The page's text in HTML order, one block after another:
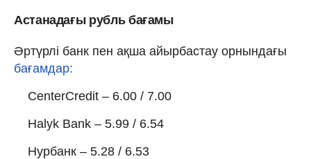
Астанадағы рубль бағамы
Әртүрлі банк пен ақша айырбастау орнындағы
бағамдар:
CenterCredit – 6.00 / 7.00
Halyk Bank – 5.99 / 6.54
Нурбанк – 5.28 / 6.53